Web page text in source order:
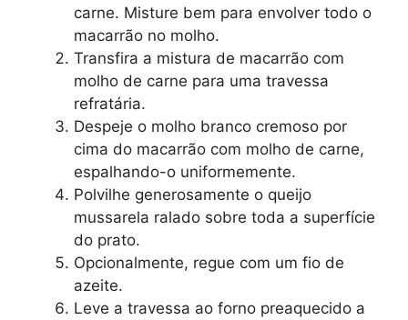
carne. Misture bem para envolver todo o
macarrão no molho.
Transfira a mistura de macarrão com
molho de carne para uma travessa
refratária.
Despeje o molho branco cremoso por
cima do macarrão com molho de carne,
espalhando-o uniformemente.
Polvilhe generosamente o queijo
mussarela ralado sobre toda a superfície
do prato.
Opcionalmente, regue com um fio de
azeite.
Leve a travessa ao forno preaquecido a